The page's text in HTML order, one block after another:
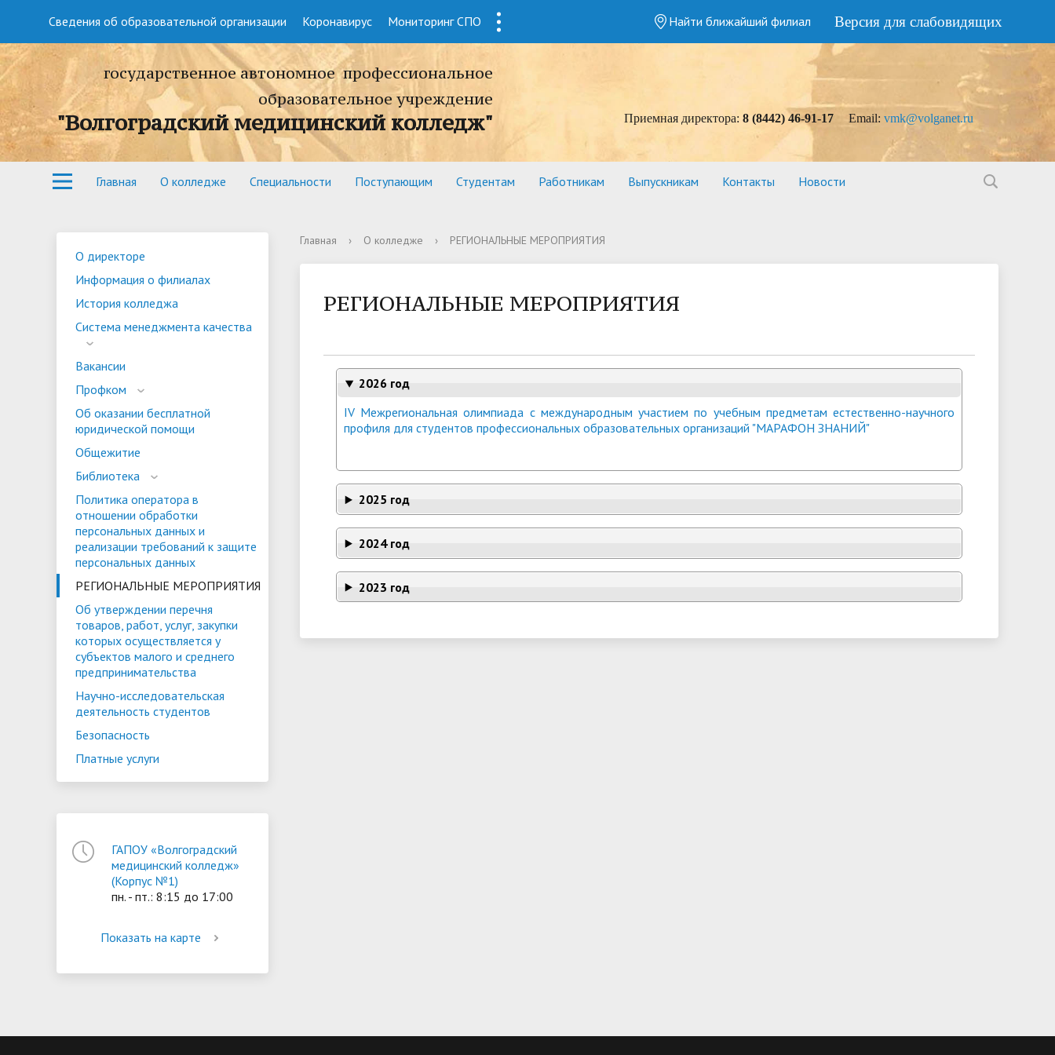
Сведения об образовательной организации Коронавирус Мониторинг СПО 1 Найти ближайший филиал Версия для слабовидящих
государственное автономное профессиональное
образовательное учреждение
"Волгоградский медицинский колледж" Приемная директора:8 (8442) 46-91-17 Еmail:vmk@volganet.ru
Главная О колледже Специальности Поступающим Студентам Работникам Выпускникам Контакты Новости
О директоре
Информация о филиалах
История колледжа
Система менеджмента качества
Вакансии
Профком
Об оказании бесплатной
юридической помощи
Общежитие
Библиотека
Политика оператора в
отношении обработки
персональных данных и
реализации требований к защите
персональных данных
РЕГИОНАЛЬНЫЕ МЕРОПРИЯТИЯ
Об утверждении перечня
товаров, работ, услуг, закупки
которых осуществляется у
субъектов малого и среднего
предпринимательства
Научно-исследовательская
деятельность студентов
Безопасность
Платные услуги
ГАПОУ «Волгоградский
медицинский колледж»
(Корпус №1)
пн. - пт.: 8:15 до 17:00
Показать на карте
Главная › О колледже › РЕГИОНАЛЬНЫЕ МЕРОПРИЯТИЯ
РЕГИОНАЛЬНЫЕ МЕРОПРИЯТИЯ
2026 год
IV Межрегиональная олимпиада с международным участием по учебным предметам естественно-научного
профиля для студентов профессиональных образовательных организаций "МАРАФОН ЗНАНИЙ"
2025 год
2024 год
2023 год